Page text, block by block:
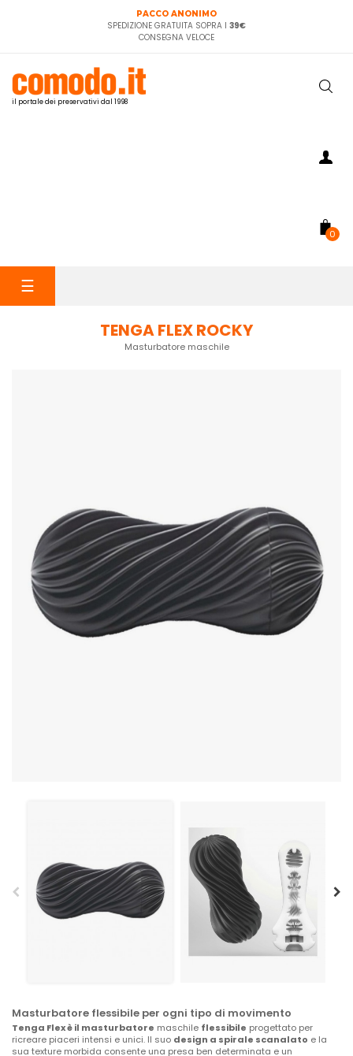
PACCO ANONIMO
SPEDIZIONE GRATUITA SOPRA I 39€
CONSEGNA VELOCE
il portale dei preservativi dal 1998
0
navigazione
☰
TENGA FLEX ROCKY
Masturbatore maschile
Masturbatore flessibile per ogni tipo di movimento
Tenga Flex è il masturbatore maschile flessibile progettato per
ricreare piaceri intensi e unici. Il suo design a spirale scanalato e la
sua texture morbida consente una presa ben determinata e un